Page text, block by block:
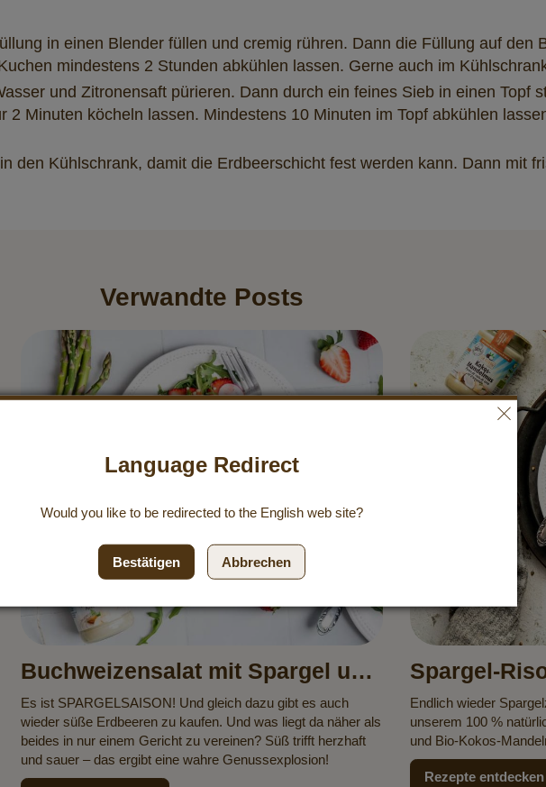
in einen Blender füllen und cremig rühren. Dann die Füllung auf den
mindestens 2 Stunden abkühlen lassen. Gerne auch im
und Zitronensaft pürieren. Dann durch ein feines Sieb in einen Topf
2 Minuten köcheln lassen. Mindestens 10 Minuten im Topf abkühlen
den Kühlschrank, damit die Erdbeerschicht fest werden kann. Dann mit
Verwandte Posts
Buchweizensalat mit Spargel und
Erdbeeren
Es ist SPARGELSAISON! Und gleich dazu gibt es auch
wieder süße Erdbeeren zu kaufen. Und was liegt da näher als
beides in nur einem Gericht zu vereinen? Süß trifft herzhaft
und sauer – das ergibt eine wahre Genussexplosion!
Spargel-
und Kokos-
Endlich wieder
unserem 100 %
und Bio-Kokos-
Rezepte entdecken
Language Redirect
Would you like to be redirected to the English web site?
Bestätigen Abbrechen